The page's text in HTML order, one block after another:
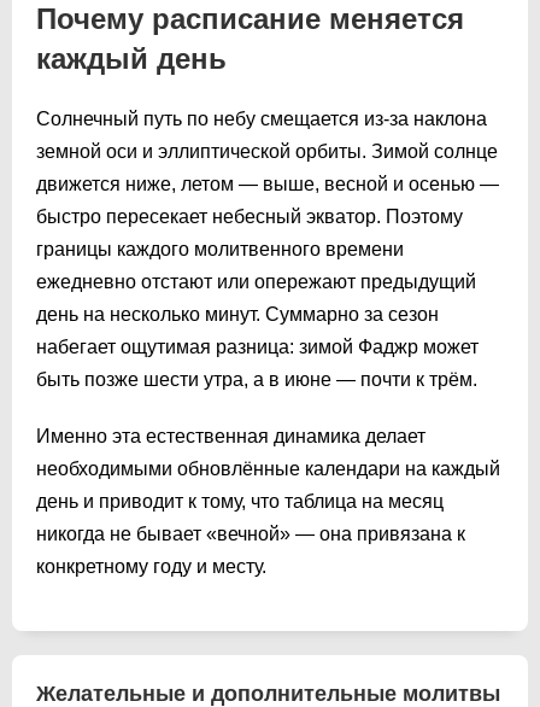
Почему расписание меняется
каждый день
Солнечный путь по небу смещается из-за наклона
земной оси и эллиптической орбиты. Зимой солнце
движется ниже, летом — выше, весной и осенью —
быстро пересекает небесный экватор. Поэтому
границы каждого молитвенного времени
ежедневно отстают или опережают предыдущий
день на несколько минут. Суммарно за сезон
набегает ощутимая разница: зимой Фаджр может
быть позже шести утра, а в июне — почти к трём.
Именно эта естественная динамика делает
необходимыми обновлённые календари на каждый
день и приводит к тому, что таблица на месяц
никогда не бывает «вечной» — она привязана к
конкретному году и месту.
Желательные и дополнительные молитвы